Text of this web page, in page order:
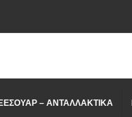
– ΑΝΤΑΛΛΑΚΤΙΚΑ